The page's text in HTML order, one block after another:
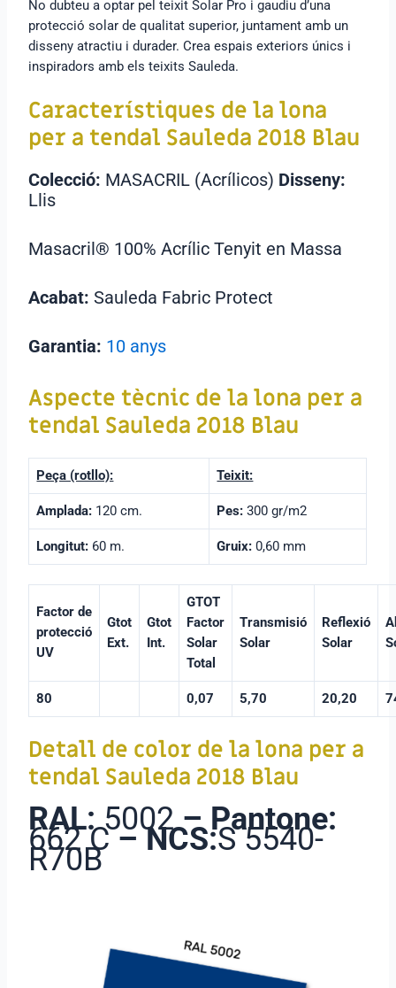
No dubteu a optar pel teixit Solar Pro i gaudiu d’una
protecció solar de qualitat superior, juntament amb un
disseny atractiu i durader. Crea espais exteriors únics i
inspiradors amb els teixits Sauleda.
Característiques de la lona
per a tendal Sauleda 2018 Blau
Colecció: MASACRIL (Acrílicos) Disseny:
Llis
Masacril® 100% Acrílic Tenyit en Massa
Acabat:Sauleda Fabric Protect
Garantia: 10 anys
Aspecte tècnic de la lona per a
tendal Sauleda 2018 Blau
Peça (rotllo): Teixit:
Amplada: 120 cm. Pes: 300 gr/m2
Longitut: 60 m. Gruix:0,60 mm
Factor de
protecció
UV
Gtot
Ext.
Gtot
Int.
GTOT
Factor
Solar
Total
Transmisió
Solar
Reflexió
Solar
80 0,07 5,70 20,20
Detall de color de la lona per a
tendal Sauleda 2018 Blau
RAL:5002–Pantone:
662 C– NCS:S 5540-
R70B